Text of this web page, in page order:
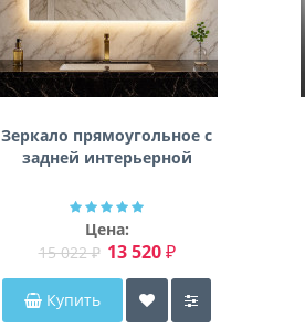
Зеркало прямоугольное с
задней интерьерной
Далтон
Цена:
15 022 ₽ 13 520 ₽
Купить